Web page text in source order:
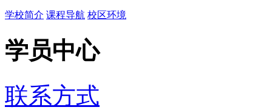
学校简介 课程导航 校区环境
学员中心
联系方式